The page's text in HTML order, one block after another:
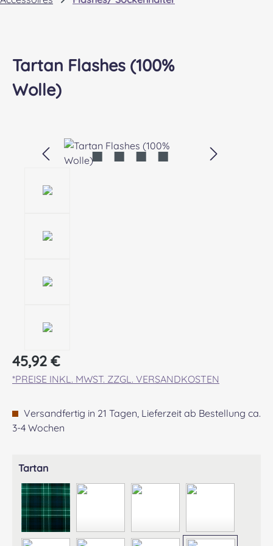
Tartan Flashes (100%
Wolle)
Bildergalerie überspringen
Regulärer Preis:
45,92 €
*PREISE INKL. MWST. ZZGL. VERSANDKOSTEN
Versandfertig in 21 Tagen, Lieferzeit ab Bestellung ca.
3-4 Wochen
Tartanauswählen
ABERCROMBIE MODERN
ABERDEEN MODERNAGNEW ANCIENTANDERSON